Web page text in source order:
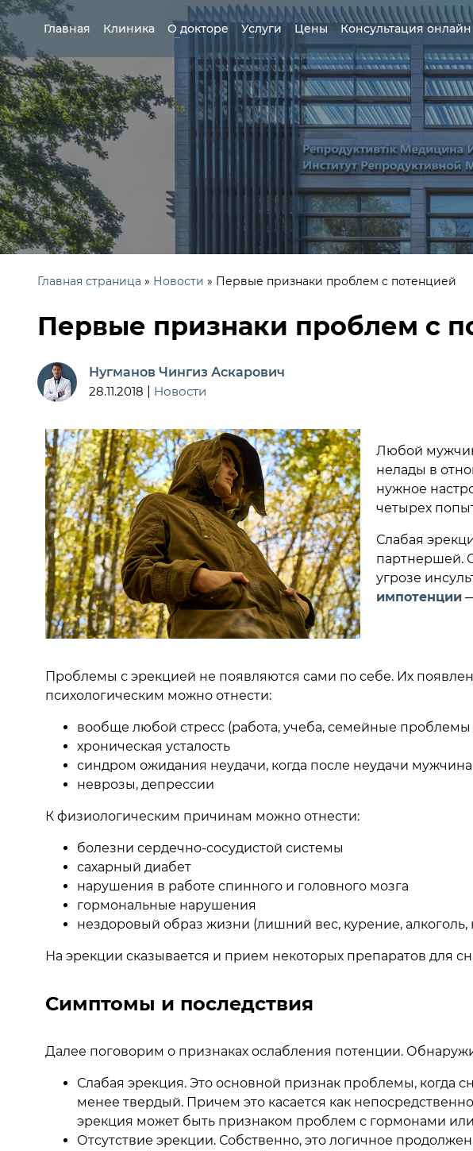
Главная Клиника О докторе Услуги Цены Консультация онлайн
Главная страница » Новости » Первые признаки проблем с потенцией
Первые признаки проблем с
Нугманов Чингиз Аскарович
28.11.2018
Новости
Любой
нелады в
нужное
четырех
Слабая
партнершей.
угрозе
импотенции—
Проблемы с эрекцией не появляются сами по себе. Их
психологическим можно отнести:
вообще любой стресс (работа, учеба, семейные проблемы
хроническая усталость
синдром ожидания неудачи, когда после неудачи
неврозы, депрессии
К физиологическим причинам можно отнести:
болезни сердечно-сосудистой системы
сахарный диабет
нарушения в работе спинного и головного мозга
гормональные нарушения
нездоровый образ жизни (лишний вес, курение, алкоголь,
На эрекции сказывается и прием некоторых препаратов для
Симптомы и последствия
Далее поговорим о признаках ослабления потенции.
Слабая эрекция. Это основной признак проблемы, когда
менее твердый. Причем это касается как
эрекция может быть признаком проблем с гормонами
Отсутствие эрекции. Собственно, это логичное